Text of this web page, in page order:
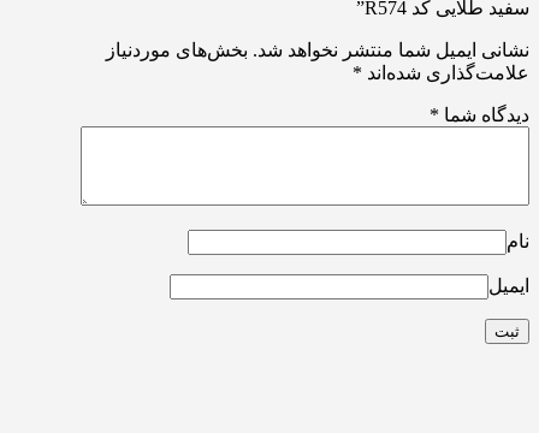
سفید طلایی کد R574”
نشانی ایمیل شما منتشر نخواهد شد. بخش‌های موردنیاز
علامت‌گذاری شده‌اند *
دیدگاه شما *
نام
ایمیل